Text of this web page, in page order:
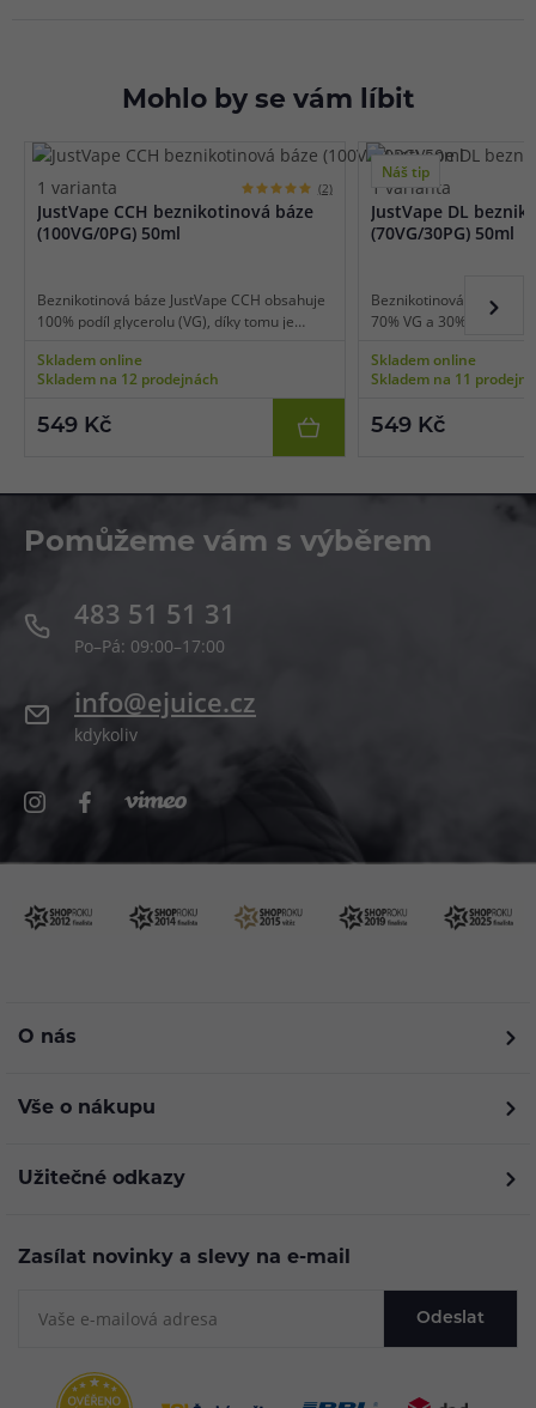
Mohlo by se vám líbit
1 varianta (2)
JustVape CCH beznikotinová báze
(100VG/0PG) 50ml
Beznikotinová báze JustVape CCH obsahuje
100% podíl glycerolu (VG), díky tomu je
používané pro extrémní tvorbu páry a
získání té nejlepší chuti. Bázi lze smíchat s
či salt boostery.
Skladem online
Skladem na 12 prodejnách
549 Kč
Náš tip
1 varianta
JustVape DL
(70VG/30PG) 50ml
Beznikotinová báze
70% VG a 30% PG, díky
potah do plic (DL
libovolnou příchutí a
Skladem online
Skladem na 11
549 Kč
Pomůžeme vám s výběrem
483 51 51 31
Po–Pá: 09:00–17:00
info@ejuice.cz
kdykoliv
O nás
Vše o nákupu
Užitečné odkazy
Zasílat novinky a slevy na e-mail
Odeslat